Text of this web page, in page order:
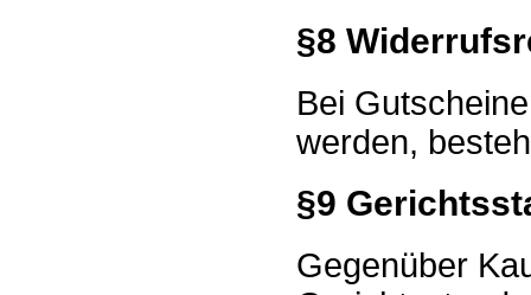
§8
Bei
werden,
§9
Gegenüber